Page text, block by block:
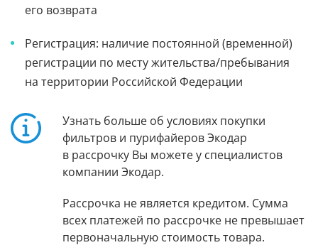
его возврата
Регистрация: наличие постоянной (временной)
регистрации по месту жительства/пребывания
на территории Российской Федерации
Узнать больше об условиях покупки
фильтров и пурифайеров Экодар
в рассрочку Вы можете у специалистов
компании Экодар.
Рассрочка не является кредитом. Сумма
всех платежей по рассрочке не превышает
первоначальную стоимость товара.